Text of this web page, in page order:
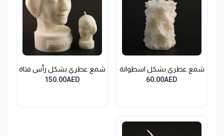
شمع عطري بشكل اسطوانة
و...
60.00AED
شمع عطري بشكل رأس فتاة
150.00AED